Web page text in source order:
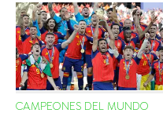
CAMPEONES DEL MUNDO